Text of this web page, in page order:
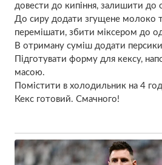
довести до кипіння, залишити до
До сиру додати згущене молоко
перемішати, збити міксером до
В отриману суміш додати
Підготувати форму для кексу,
масою.
Помістити в холодильник на 4
Кекс готовий. Смачного!